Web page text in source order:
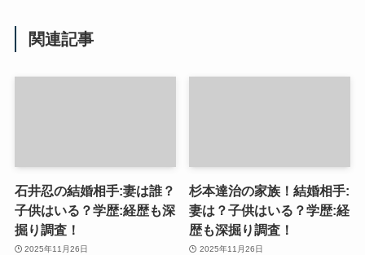
関連記事
石井忍の結婚相手:妻は誰？
子供はいる？学歴:経歴も深
掘り調査！
2025年11月26日
杉本達治の家族！結婚相手:
妻は？子供はいる？学歴:経
歴も深掘り調査！
2025年11月26日